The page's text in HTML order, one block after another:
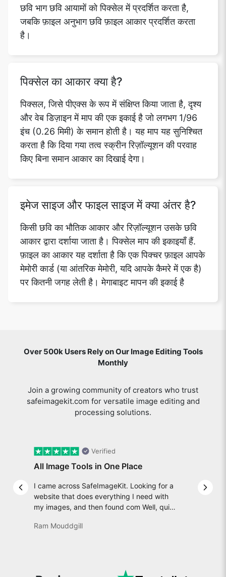
छवि भाग छवि आयामों को पिक्सेल में प्रदर्शित करता है,
जबकि फ़ाइल अनुभाग छवि फ़ाइल आकार प्रदर्शित करता
है।
पिक्सेल का आकार क्या है?
पिक्सल, जिसे पीएक्स के रूप में संक्षिप्त किया जाता है, दृश्य
और वेब डिज़ाइन में माप की एक इकाई है जो लगभग 1/96
इंच (0.26 मिमी) के समान होती है। यह माप यह सुनिश्चित
करता है कि दिया गया तत्व स्क्रीन रिज़ॉल्यूशन की परवाह
किए बिना समान आकार का दिखाई देगा।
इमेज साइज और फाइल साइज में क्या अंतर है?
किसी छवि का भौतिक आकार और रिज़ॉल्यूशन उसके छवि
आकार द्वारा दर्शाया जाता है। पिक्सेल माप की इकाइयाँ हैं.
फ़ाइल का आकार यह दर्शाता है कि एक पिक्चर फ़ाइल आपके
मेमोरी कार्ड (या आंतरिक मेमोरी, यदि आपके कैमरे में एक है)
पर कितनी जगह लेती है। मेगाबाइट मापन की इकाई है
Over 500k Users Rely on Our Image Editing Tools
Monthly
Join a growing community of creators who trust
safeimagekit.com for versatile image editing and
processing solutions.
Previous slide
Verified
All Image Tools in One Place
I came across SafeImageKit. Looking for a
website that does everything I need with
my images, and then found com Well, quite
an incredibly high-speed, stable and easy-
snappy tools every now and then!
Ram Mouddgill
Next